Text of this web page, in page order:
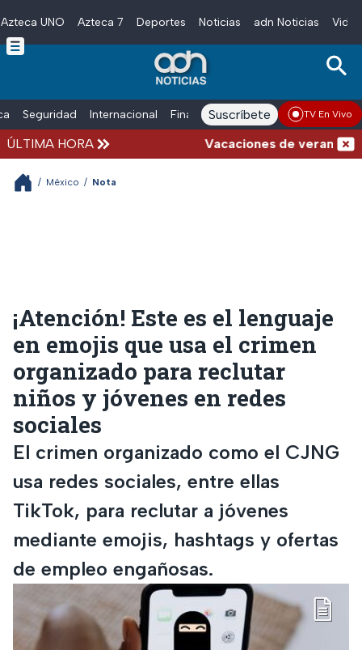
Skip to main content
Azteca UNO Azteca 7 Deportes Noticias adn Noticias
Seguridad Internacional Finanzas adn Noticias Radio
Suscríbete TV En Vivo
ÚLTIMA HORA Vacaciones de verano
/ México / Nota
¡Atención! Este es el lenguaje
en emojis que usa el crimen
organizado para reclutar
niños y jóvenes en redes
sociales
El crimen organizado como el CJNG
usa redes sociales, entre ellas
TikTok, para reclutar a jóvenes
mediante emojis, hashtags y ofertas
de empleo engañosas.